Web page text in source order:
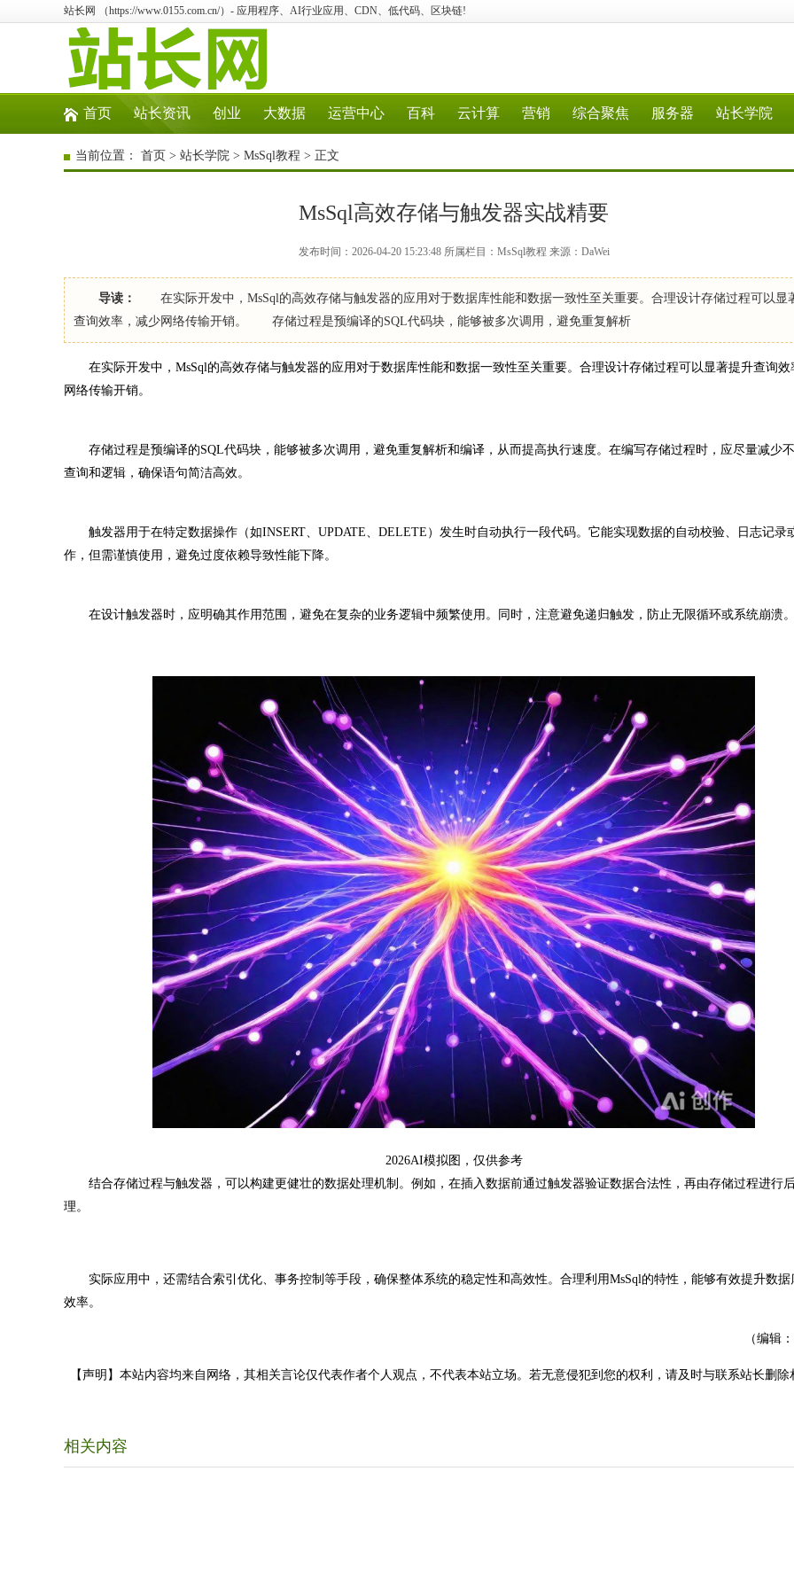
站长网 （https://www.0155.com.cn/）- 应用程序、AI行业应用、CDN、低代码、区块链!
首页 站长资讯 创业 大数据 运营中心 百科 云计算 营销 综合聚焦 服务器 站长学院
当前位置： 首页 > 站长学院 > MsSql教程 > 正文
MsSql高效存储与触发器实战精要
发布时间：2026-04-20 15:23:48 所属栏目：MsSql教程 来源：DaWei
导读：
在实际开发中，MsSql的高效存储与触发器的应用对于数据库性能和数据一致性至关重要。合理设计存储过程可以显
查询效率，减少网络传输开销。 存储过程是预编译的SQL代码块，能够被多次调用，避免重复解析
在实际开发中，MsSql的高效存储与触发器的应用对于数据库性能和数据一致性至关重要。合理设计存储过程可以显著提升查询效
网络传输开销。
存储过程是预编译的SQL代码块，能够被多次调用，避免重复解析和编译，从而提高执行速度。在编写存储过程时，应尽量减少
查询和逻辑，确保语句简洁高效。
触发器用于在特定数据操作（如INSERT、UPDATE、DELETE）发生时自动执行一段代码。它能实现数据的自动校验、日志记录
作，但需谨慎使用，避免过度依赖导致性能下降。
在设计触发器时，应明确其作用范围，避免在复杂的业务逻辑中频繁使用。同时，注意避免递归触发，防止无限循环或系统崩溃
2026AI模拟图，仅供参考
结合存储过程与触发器，可以构建更健壮的数据处理机制。例如，在插入数据前通过触发器验证数据合法性，再由存储过程进行
理。
实际应用中，还需结合索引优化、事务控制等手段，确保整体系统的稳定性和高效性。合理利用MsSql的特性，能够有效提升数据
效率。
（编辑
【声明】本站内容均来自网络，其相关言论仅代表作者个人观点，不代表本站立场。若无意侵犯到您的权利，请及时与联系站长删
相关内容